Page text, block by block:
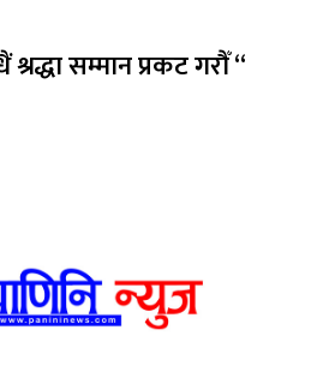
सम्मान प्रकट गरौँ “